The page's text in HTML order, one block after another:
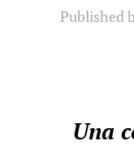
Published
Una